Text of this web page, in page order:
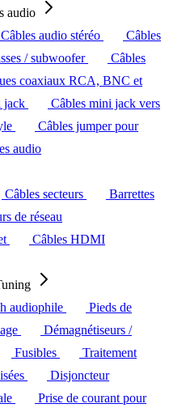
audio
Câbles audio stéréo
Câbles
/ subwoofer
Câbles
coaxiaux RCA, BNC et
jack
Câbles mini jack vers
Câbles jumper pour
audio
Câbles secteurs
Barrettes
de réseau
Câbles HDMI
audiophile
Pieds de
Démagnétiseurs /
Fusibles
Traitement
Disjoncteur
Prise de courant pour